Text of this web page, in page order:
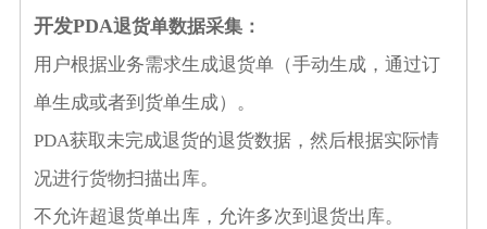
开发PDA退货单数据采集：
用户根据业务需求生成退货单（手动生成，通过订
单生成或者到货单生成）。
PDA获取未完成退货的退货数据，然后根据实际情
况进行货物扫描出库。
不允许超退货单出库，允许多次到退货出库。